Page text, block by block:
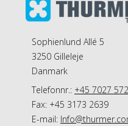
Sophienlund Allé 5
3250 Gilleleje
Danmark
Telefonnr.: +45 7027
Fax: +45 3173 2639
E-mail: